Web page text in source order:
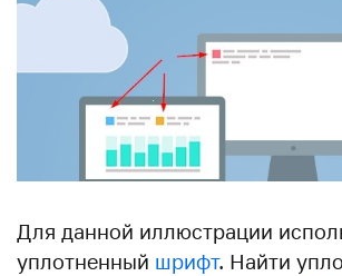
Для данной иллюстрации
уплотненный шрифт. Найти